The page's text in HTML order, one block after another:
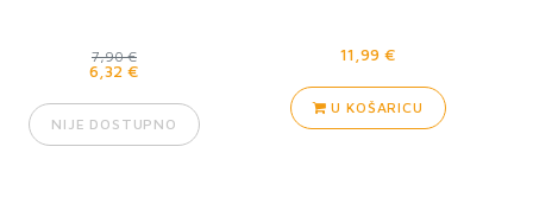
7,90 €
6,32 €
NIJE DOSTUPNO
11,99 €
U KOŠARICU